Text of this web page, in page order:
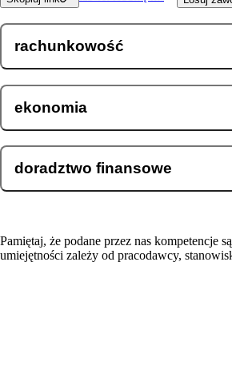
rachunkowość
ekonomia
doradztwo finansowe
Pamiętaj, że podane przez nas kompetencje
umiejętności zależy od pracodawcy,